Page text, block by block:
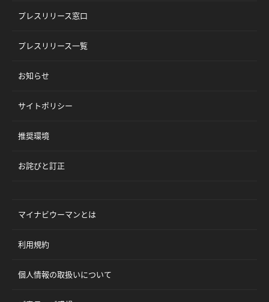
プレスリリース窓口
プレスリリース一覧
お知らせ
サイトポリシー
推奨環境
お詫びと訂正
マイナビウーマンとは
利用規約
個人情報の取扱いについて